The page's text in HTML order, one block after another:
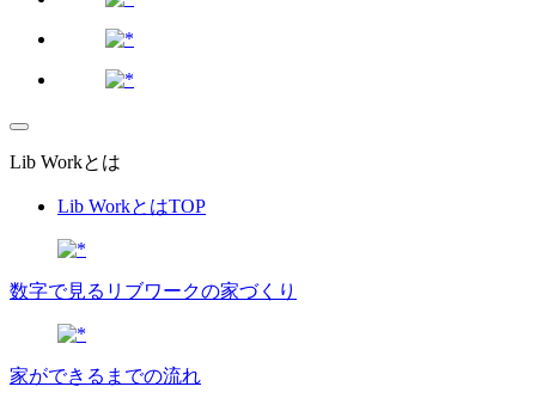
Lib Workとは
Lib WorkとはTOP
数字で⾒るリブワークの家づくり
家ができるまでの流れ